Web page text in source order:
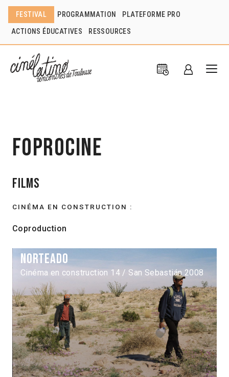
FESTIVAL PROGRAMMATION PLATEFORME PRO
ACTIONS ÉDUCATIVES RESSOURCES
Foprocine
Films
CINÉMA EN CONSTRUCTION :
Coproduction
Norteado
Cinéma en construction 14 / San Sebastián 2008